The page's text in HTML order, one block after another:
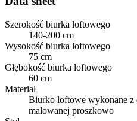
Szerokość biurka loftowego
140-200 cm
Wysokość biurka loftowego
75 cm
Głębokość biurka loftowego
60 cm
Materiał
Biurko loftowe wykonane z
malowanej proszkowo